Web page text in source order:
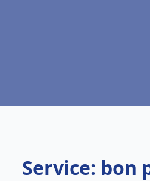
Service: bon